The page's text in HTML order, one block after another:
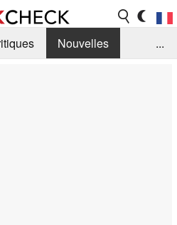
Nouvelles
...